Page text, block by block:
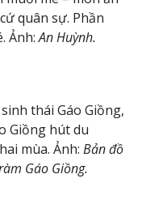
quân sự. Phần
Ảnh:An Huỳnh.
thái Gáo Giồng,
Giồng hút du
mùa. Ảnh: Bản đồ
Gáo Giồng.